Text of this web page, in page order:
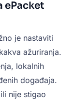
ePacket
je nastaviti
ažuriranja.
lokalnih
događaja.
nije stigao